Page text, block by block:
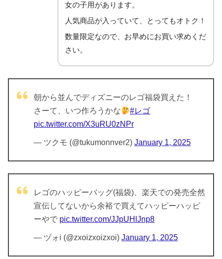
女の子用があります。
人気商品が入っていて、とってもオトク！
数量限定なので、お早めにお買い求めくだ
さい。
朝から並んでディズニーのレゴ福袋買えた！
さーて、いつ作ろうかな
#レゴ
pic.twitter.com/X3uRU0zNPr
— ツクモ (@tukumonnver2) January 1, 2025
レゴのハッピーバッグ(福袋)、楽天での発売全然
宣伝してないから余裕で買えてハッピーハッピ
ーやで pic.twitter.com/JJpUHlJnp8
— ヅォi (@zxoizxoizxoi) January 1, 2025